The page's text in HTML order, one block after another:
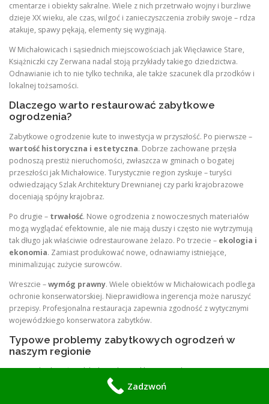
cmentarze i obiekty sakralne. Wiele z nich przetrwało wojny i burzliwe
dzieje XX wieku, ale czas, wilgoć i zanieczyszczenia zrobiły swoje – rdza
atakuje, spawy pękają, elementy się wyginają.
W Michałowicach i sąsiednich miejscowościach jak Więcławice Stare,
Książniczki czy Zerwana nadal stoją przykłady takiego dziedzictwa.
Odnawianie ich to nie tylko technika, ale także szacunek dla przodków i
lokalnej tożsamości.
Dlaczego warto restaurować zabytkowe
ogrodzenia?
Zabytkowe ogrodzenie kute to inwestycja w przyszłość. Po pierwsze –
wartość historyczna i estetyczna. Dobrze zachowane przęsła
podnoszą prestiż nieruchomości, zwłaszcza w gminach o bogatej
przeszłości jak Michałowice. Turystycznie region zyskuje – turyści
odwiedzający Szlak Architektury Drewnianej czy parki krajobrazowe
doceniają spójny krajobraz.
Po drugie – trwałość. Nowe ogrodzenia z nowoczesnych materiałów
mogą wyglądać efektownie, ale nie mają duszy i często nie wytrzymują
tak długo jak właściwie odrestaurowane żelazo. Po trzecie – ekologia i
ekonomia. Zamiast produkować nowe, odnawiamy istniejące,
minimalizując zużycie surowców.
Wreszcie –wymóg prawny. Wiele obiektów w Michałowicach podlega
ochronie konserwatorskiej. Nieprawidłowa ingerencja może naruszyć
przepisy. Profesjonalna restauracja zapewnia zgodność z wytycznymi
wojewódzkiego konserwatora zabytków.
Typowe problemy zabytkowych ogrodzeń w
naszym regionie
W warunkach małopolskich – wilgotny klimat, opady, zanieczyszczenia z
Krakowa – najczęstsze uszkodzenia to:Zadzwoń